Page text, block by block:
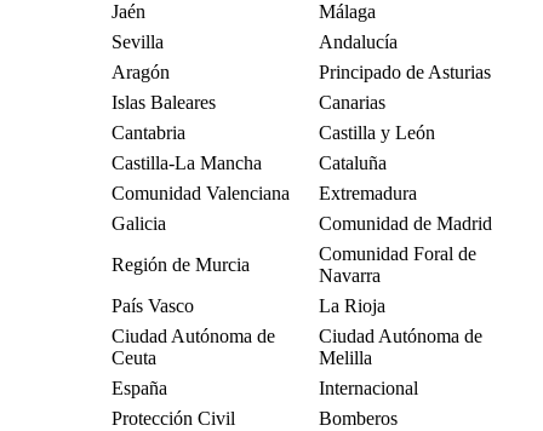
Jaén
Málaga
Sevilla
Andalucía
Aragón
Principado de Asturias
Islas Baleares
Canarias
Cantabria
Castilla y León
Castilla-La Mancha
Cataluña
Comunidad Valenciana
Extremadura
Galicia
Comunidad de Madrid
Región de Murcia
Comunidad Foral de
Navarra
País Vasco
La Rioja
Ciudad Autónoma de
Ceuta
Ciudad Autónoma de
Melilla
España
Internacional
Protección Civil
Bomberos